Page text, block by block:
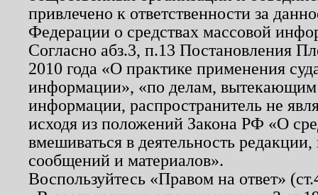
привлечено к ответственности за
Федерации о средствах массовой
Согласно абз.3, п.13 Постановления
2010 года «О практике применения
информации», «по делам, вытекающим
информации, распространитель не
исходя из положений Закона РФ «О
вмешиваться в деятельность
сообщений и материалов».
Воспользуйтесь «Правом на ответ»